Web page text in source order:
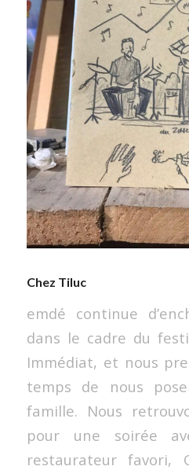
Chez Tiluc
emdé continue
dans le cadre du
Immédiat, et nous
temps de nous
famille. Nous
pour une soirée
restaurateur favori,